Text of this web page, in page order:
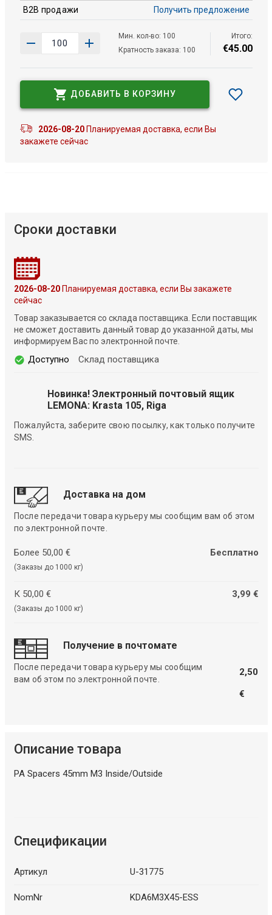
B2B продажи Получить предложение
Мин. кол-во: 100
Кратность заказа: 100
Итого:
€45.00
ДОБАВИТЬ В КОРЗИНУ
2026-08-20Планируемая доставка, если Вы
закажете сейчас
Сроки доставки
2026-08-20Планируемая доставка, если Вы закажете
сейчас
Товар заказывается со склада поставщика. Если поставщик
не сможет доставить данный товар до указанной даты, мы
информируем Вас по электронной почте.
Доступно Склад поставщика
Новинка! Электронный почтовый ящик
LEMONA: Krasta 105, Riga
Пожалуйста, заберите свою посылку, как только получите
SMS.
Доставка на дом
После передачи товара курьеру мы сообщим вам об этом
по электронной почте.
Более 50,00 €
(Заказы до 1000 кг)
Бесплатно
К 50,00 €
(Заказы до 1000 кг)
3,99 €
Получение в почтомате
После передачи товара курьеру мы сообщим
вам об этом по электронной почте.
2,50
€
Описание товара
PA Spacers 45mm M3 Inside/Outside
Спецификации
Артикул U-31775
NomNr KDA6M3X45-ESS